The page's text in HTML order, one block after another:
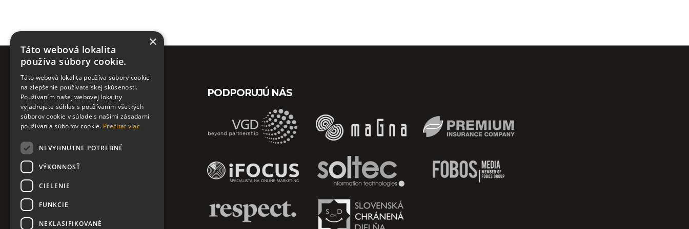
Kontaktovať nás môžete:
info@askpn.sk
+421 911 486 484
PODPORUJÚ NÁS
×
Táto webová lokalita
používa súbory cookie.
Táto webová lokalita používa súbory cookie
na zlepšenie používateľskej skúsenosti.
Používaním našej webovej lokality
vyjadrujete súhlas s používaním všetkých
súborov cookie v súlade s našimi zásadami
používania súborov cookie. Prečítať viac
NEVYHNUTNE POTREBNÉ
VÝKONNOSŤ
CIELENIE
FUNKCIE
NEKLASIFIKOVANÉ